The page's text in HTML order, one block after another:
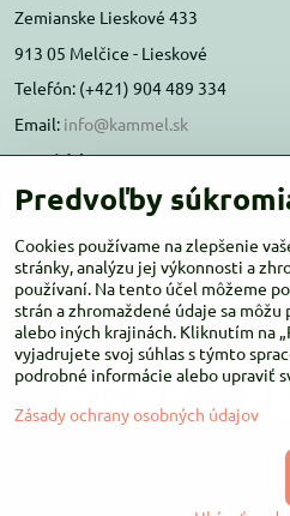
Zemianske Lieskové 433
913 05 Melčice - Lieskové
Telefón: (+421) 904 489 334
Email: info@kammel.sk
Prevádzka:
Administratívna budova PD Melčice
Otváracie hodiny:PO-ŠT 8:00 -
PIA-NE Zatvorené
Zásady
Predvoľby
Cookies používame na zlepšenie
stránky, analýzu jej výkonnosti a
používaní. Na tento účel môžeme
strán a zhromaždené údaje sa
alebo iných krajinách. Kliknutím na
vyjadrujete svoj súhlas s týmto
podrobné informácie alebo upraviť
Zásady ochrany osobných údajov